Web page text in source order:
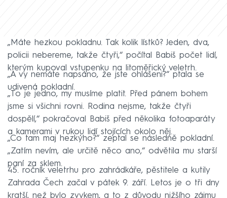
„Máte hezkou pokladnu. Tak kolik lístků? Jeden, dva,
policii nebereme, takže čtyři,“ počítal Babiš počet lidí,
kterým kupoval vstupenku na litoměřický veletrh.
„A vy nemáte napsáno, že jste ohlášeni?“ ptala se
udivená pokladní.
„To je jedno, my musíme platit. Před pánem bohem
jsme si všichni rovni. Rodina nejsme, takže čtyři
dospělí,“ pokračoval Babiš před několika fotoaparáty
a kamerami v rukou lidí stojících okolo něj.
„Co tam maj hezkýho?“ zeptal se následně pokladní.
„Zatím nevím, ale určitě něco ano,“ odvětila mu starší
paní za sklem.
45. ročník veletrhu pro zahrádkáře, pěstitele a kutily
Zahrada Čech začal v pátek 9. září. Letos je o tři dny
kratší, než bylo zvykem, a to z důvodu nižšího zájmu